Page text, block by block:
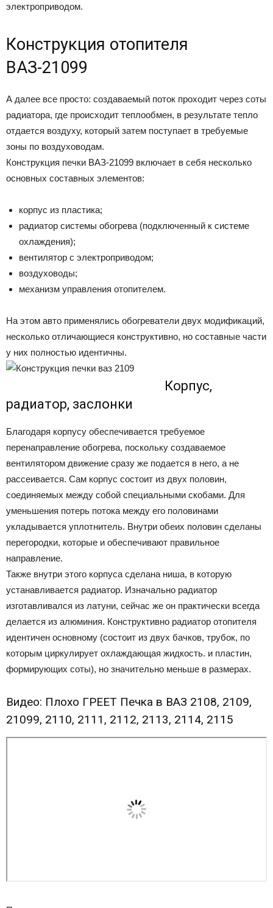
электроприводом.
Конструкция отопителя
ВАЗ-21099
А далее все просто: создаваемый поток проходит через соты
радиатора, где происходит теплообмен, в результате тепло
отдается воздуху, который затем поступает в требуемые
зоны по воздуховодам.
Конструкция печки ВАЗ-21099 включает в себя несколько
основных составных элементов:
корпус из пластика;
радиатор системы обогрева (подключенный к системе
охлаждения);
вентилятор с электроприводом;
воздуховоды;
механизм управления отопителем.
На этом авто применялись обогреватели двух модификаций,
несколько отличающиеся конструктивно, но составные части
у них полностью идентичны.
Корпус,
радиатор, заслонки
Благодаря корпусу обеспечивается требуемое
перенаправление обогрева, поскольку создаваемое
вентилятором движение сразу же подается в него, а не
рассеивается. Сам корпус состоит из двух половин,
соединяемых между собой специальными скобами. Для
уменьшения потерь потока между его половинами
укладывается уплотнитель. Внутри обеих половин сделаны
перегородки, которые и обеспечивают правильное
направление.
Также внутри этого корпуса сделана ниша, в которую
устанавливается радиатор. Изначально радиатор
изготавливался из латуни, сейчас же он практически всегда
делается из алюминия. Конструктивно радиатор отопителя
идентичен основному (состоит из двух бачков, трубок, по
которым циркулирует охлаждающая жидкость. и пластин,
формирующих соты), но значительно меньше в размерах.
Видео: Плохо ГРЕЕТ Печка в ВАЗ 2108, 2109,
21099, 2110, 2111, 2112, 2113, 2114, 2115